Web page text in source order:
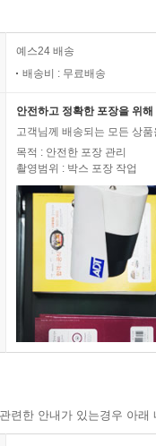
예스24 배송
배송비 : 무료배송
안전하고 정확한 포장을 위
고객님께 배송되는 모든 상
목적 : 안전한 포장 관리
촬영범위 : 박스 포장 작업
련한 안내가 있는경우 아